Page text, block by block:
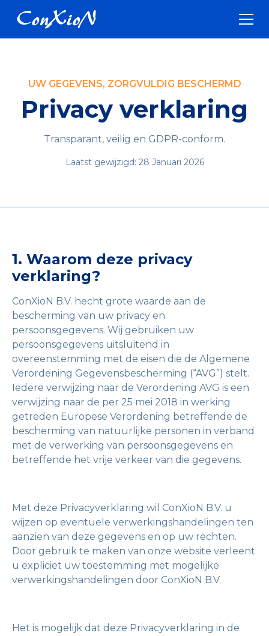
UW GEGEVENS, ZORGVULDIG BESCHERMD
Privacy verklaring
Transparant, veilig en GDPR-conform.
Laatst gewijzigd: 28 Januari 2026
1. Waarom deze privacy
verklaring?
ConXioN B.V. hecht grote waarde aan de
bescherming van uw privacy en
persoonsgegevens. Wij gebruiken uw
persoonsgegevens uitsluitend in
overeenstemming met de eisen die de Algemene
Verordening Gegevensbescherming (“AVG”) stelt.
Iedere verwijzing naar de Verordening AVG is een
verwijzing naar de per 25 mei 2018 in werking
getreden Europese Verordening betreffende de
bescherming van natuurlijke personen in verband
met de verwerking van persoonsgegevens en
betreffende het vrije verkeer van die gegevens.
Met deze Privacyverklaring wil ConXioN B.V. u
wijzen op eventuele verwerkingshandelingen ten
aanzien van deze gegevens en op uw rechten.
Door gebruik te maken van onze website verleent
u expliciet uw toestemming met mogelijke
verwerkingshandelingen door ConXioN B.V.
Het is mogelijk dat deze Privacyverklaring in de